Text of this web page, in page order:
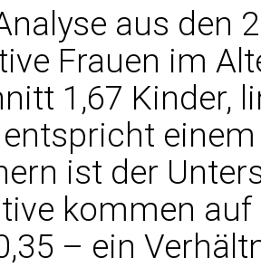
aus den
Frauen im
1,67 Kinder,
entspricht
ist der
kommen auf
– ein